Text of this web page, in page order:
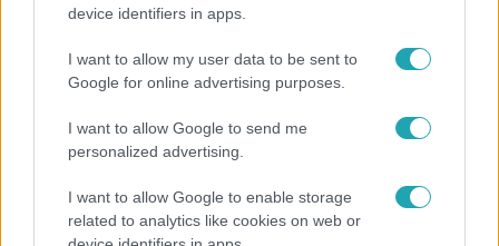
device identifiers in apps.
I want to allow my user data to be sent to
Google for online advertising purposes.
I want to allow Google to send me
personalized advertising.
I want to allow Google to enable storage
related to analytics like cookies on web or